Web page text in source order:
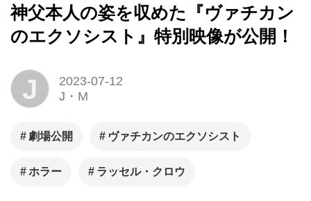
神父本人の姿を収めた『ヴァチカン
のエクソシスト』特別映像が公開！
J
2023-07-12
J・M
劇場公開 ヴァチカンのエクソシスト
ホラー ラッセル・クロウ